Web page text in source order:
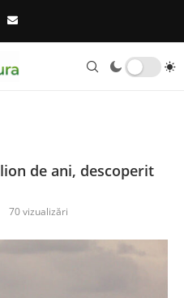
de ani, descoperit
70vizualizări